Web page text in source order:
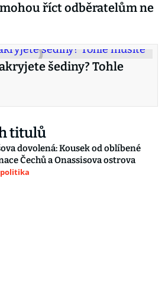
říct odběratelům ne
šediny? Tohle
titulů
dovolená: Kousek od oblíbené
Čechů a Onassisova ostrova